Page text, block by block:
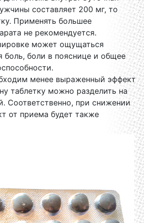
составляет 200 мг, то
Применять большее
не рекомендуется.
может ощущаться
боль, боли в пояснице и общее
менее выраженный эффект
таблетку можно разделить на
Соответственно, при снижении
от приема будет также